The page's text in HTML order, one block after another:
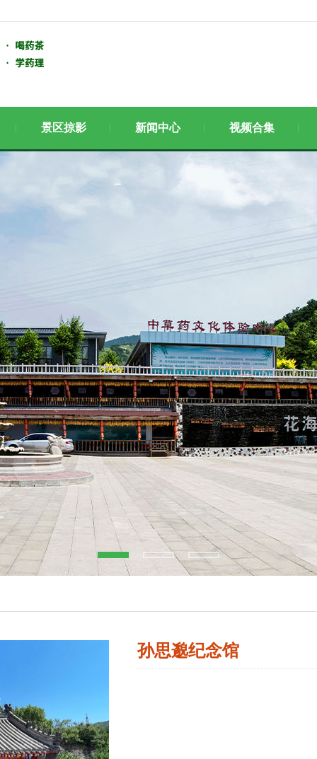
景区掠影 新闻中心 视频合集
孙思邈纪念馆